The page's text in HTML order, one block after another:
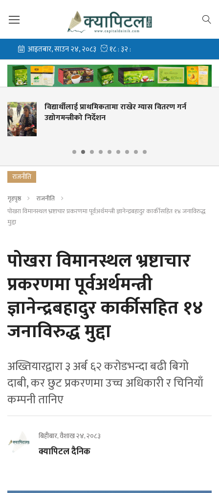
वितरण गर्न
नेपालले न्युजिल्यान्ड ‘ए’सँग
राजनीति
गृहपृष्ठ
राजनीति
पोखरा विमानस्थल भ्रष्टाचार प्रकरणमा पूर्वअर्थमन्त्री ज्ञानेन्द्रबहादुर कार्कीसहित १४ जनाविरुद्ध
मुद्दा
पोखरा विमानस्थल भ्रष्टाचार
प्रकरणमा पूर्वअर्थमन्त्री
ज्ञानेन्द्रबहादुर कार्कीसहित १४
जनाविरुद्ध मुद्दा
अख्तियारद्वारा ३ अर्ब ६२ करोडभन्दा बढी बिगो
दाबी, कर छुट प्रकरणमा उच्च अधिकारी र चिनियाँ
कम्पनी तानिए
बिहीबार, वैशाख २४, २०८३
क्यापिटल दैनिक